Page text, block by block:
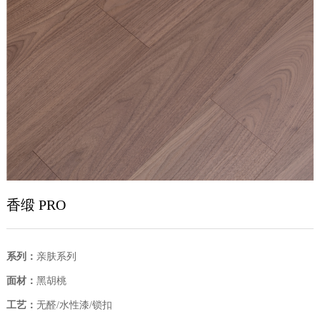
香缎 PRO
系列： 亲肤系列
面材： 黑胡桃
工艺： 无醛/水性漆/锁扣